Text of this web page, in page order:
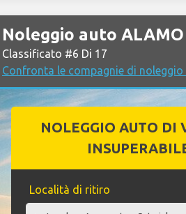
Noleggio auto
Classificato #6 Di 17
Confronta le compagnie di
NOLEGGIO AUTO DI
Località di ritiro